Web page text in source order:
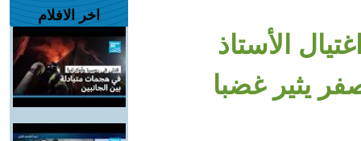
الأستاذ
يثير غضبا
اخر الافلام